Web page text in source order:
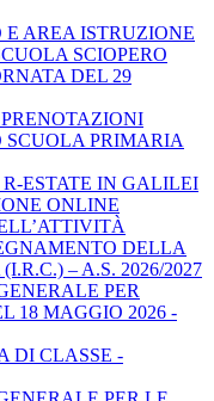
E AREA ISTRUZIONE
SCIOPERO
DEL 29
PRIMARIA
R-ESTATE IN GALILEI
ONLINE
DELLA
– A.S. 2026/2027
PER
18 MAGGIO 2026 -
DI CLASSE -